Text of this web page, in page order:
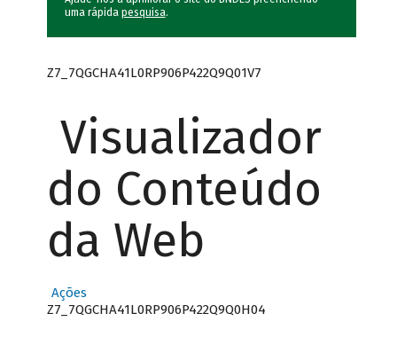
uma rápida pesquisa.
Z7_7QGCHA41L0RP906P422Q9Q01V7
Visualizador
do Conteúdo
da Web
Ações
Z7_7QGCHA41L0RP906P422Q9Q0H04